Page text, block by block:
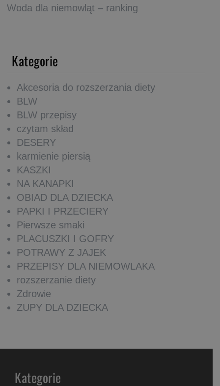
Woda dla niemowląt – ranking
Kategorie
Akcesoria do rozszerzania diety
BLW
BLW przepisy
czytam skład
DESERY
karmienie piersią
KASZKI
NA KANAPKI
OBIAD DLA DZIECKA
PAPKI I PRZECIERY
Pierwsze smaki
PLACUSZKI I GOFRY
POTRAWY Z JAJEK
PRZEPISY DLA NIEMOWLAKA
rozszerzanie diety
Zdrowie
ZUPY DLA DZIECKA
Kategorie